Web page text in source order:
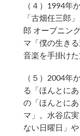
（４）1994年
「古畑任三郎
郎 オープニン
マ「僕の生き
音楽を手掛けた
（５）2004年
る「ほんとに
の「ほんとに
マ」。水谷広
ない日曜日」